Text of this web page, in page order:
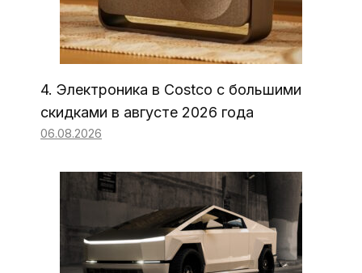
4. Электроника в Costco с большими
скидками в августе 2026 года
06.08.2026